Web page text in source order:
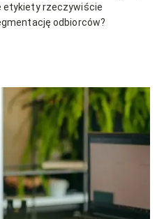
etykiety rzeczywiście
odbiorców?